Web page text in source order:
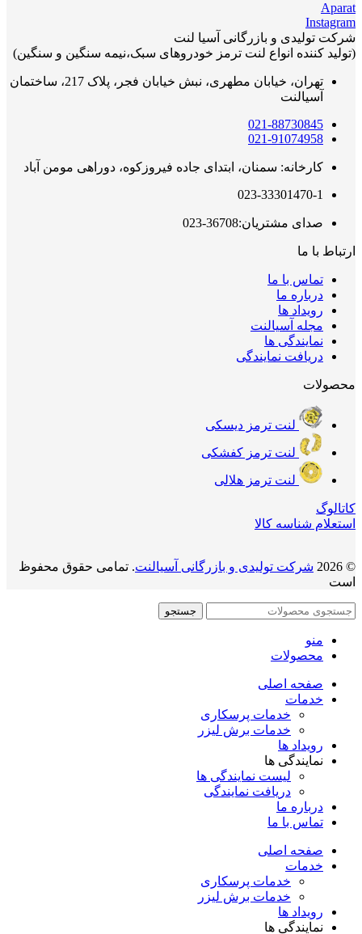
Aparat
Instagram
شرکت تولیدی و بازرگانی آسیا لنت
(تولید کننده انواع لنت ترمز خودروهای سبک،نیمه سنگین و سنگین)
تهران، خیابان مطهری، نبش خیابان فجر، پلاک 217، ساختمان
آسیالنت
021-88730845
021-91074958
کارخانه: سمنان، ابتدای جاده فیروزکوه، دوراهی مومن آباد
023-33301470-1
صدای مشتریان:36708-023
ارتباط با ما
تماس با ما
درباره ما
رویداد ها
مجله آسیالنت
نمایندگی ها
دریافت نمایندگی
محصولات
لنت ترمز دیسکی
لنت ترمز کفشکی
لنت ترمز هلالی
کاتالوگ
استعلام شناسه کالا
© 2026 شرکت تولیدی و بازرگانی آسیالنت. تمامی حقوق محفوظ
است
جستجو
منو
محصولات
صفحه اصلی
خدمات
خدمات پرسکاری
خدمات برش لیزر
رویداد ها
نمایندگی ها
لیست نمایندگی ها
دریافت نمایندگی
درباره ما
تماس با ما
صفحه اصلی
خدمات
خدمات پرسکاری
خدمات برش لیزر
رویداد ها
نمایندگی ها